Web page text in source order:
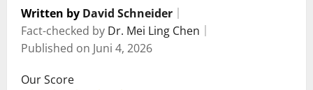
Written by David Schneider
Fact-checked by Dr. Mei Ling Chen
Published on Juni 4, 2026
Our Score